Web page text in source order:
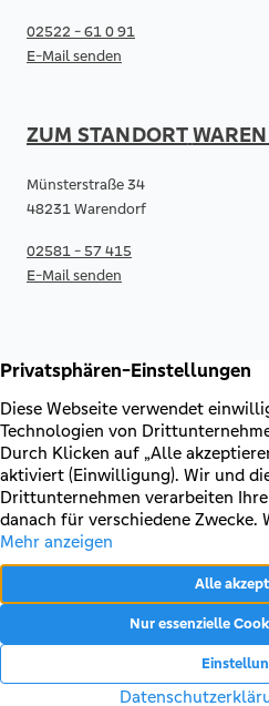
02522 - 61 0 91
E-Mail senden
ZUM STANDORT
Münsterstraße 34
48231 Warendorf
02581 - 57 415
E-Mail senden
RECHTLICHES &
Kontakt
AGB & Sonderbedingungen
Erklärung zur Barrierefreiheit
Impressum
Datenschutz
VERTRAG WIDERRUFEN